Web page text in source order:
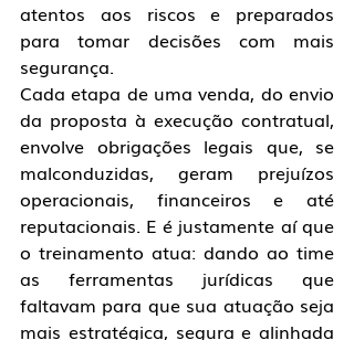
atentos aos riscos e preparados
para tomar decisões com mais
segurança.
Cada etapa de uma venda, do envio
da proposta à execução contratual,
envolve obrigações legais que, se
malconduzidas, geram prejuízos
operacionais, financeiros e até
reputacionais. E é justamente aí que
o treinamento atua: dando ao time
as ferramentas jurídicas que
faltavam para que sua atuação seja
mais estratégica, segura e alinhada